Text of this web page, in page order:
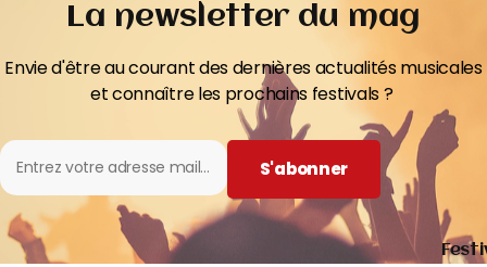
La newsletter du mag
Envie d'être au courant des dernières actualités musicales
et connaître les prochains festivals ?
S'abonner